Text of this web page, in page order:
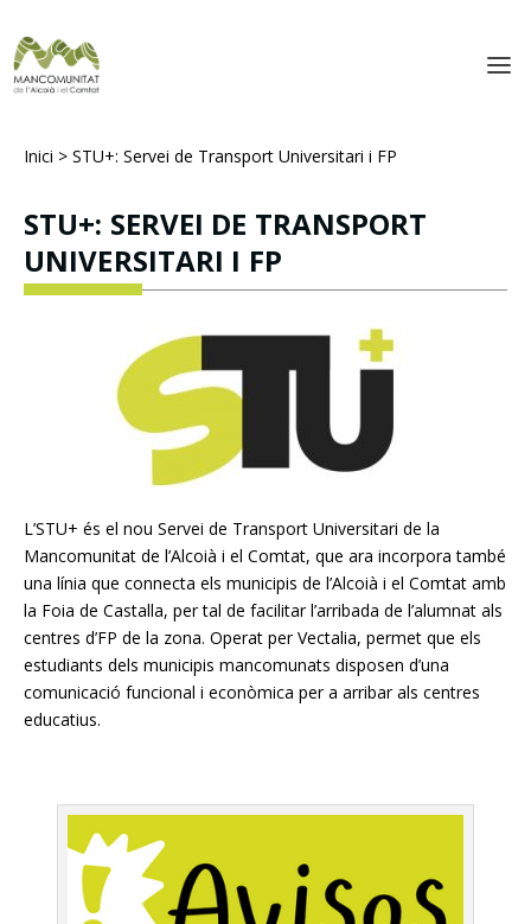
Inici > STU+: Servei de Transport Universitari i FP
STU+: SERVEI DE TRANSPORT
UNIVERSITARI I FP
L’STU+ és el nou Servei de Transport Universitari de la
Mancomunitat de l’Alcoià i el Comtat, que ara incorpora també
una línia que connecta els municipis de l’Alcoià i el Comtat amb
la Foia de Castalla, per tal de facilitar l’arribada de l’alumnat als
centres d’FP de la zona. Operat per Vectalia, permet que els
estudiants dels municipis mancomunats disposen d’una
comunicació funcional i econòmica per a arribar als centres
educatius.